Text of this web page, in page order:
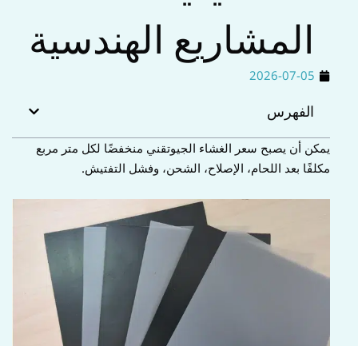
المشاريع الهندسية
2026-07-05
الفهرس
يمكن أن يصبح سعر الغشاء الجيوتقني منخفضًا لكل متر مربع
مكلفًا بعد اللحام، الإصلاح، الشحن، وفشل التفتيش.